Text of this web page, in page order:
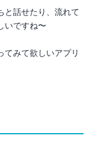
と話せたり、流れて
いですね〜
てみて欲しいアプリ